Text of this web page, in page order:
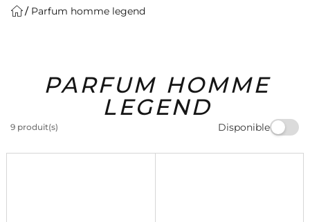
Solaire Homme Marques Idées
Cadeaux
Bons
Plans
Parfum homme legend
PARFUM HOMME
LEGEND
9 produit(s) Disponible